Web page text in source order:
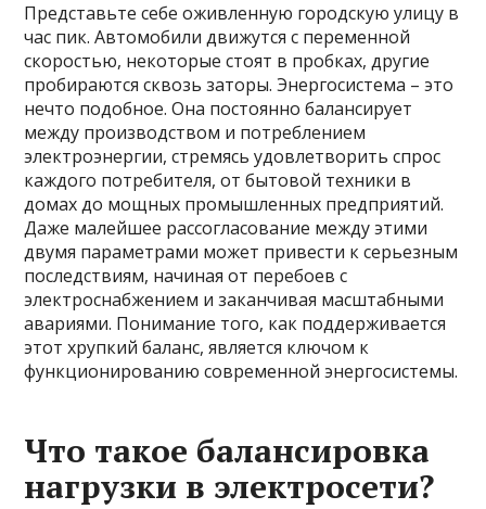
Представьте себе оживленную городскую улицу в
час пик. Автомобили движутся с переменной
скоростью, некоторые стоят в пробках, другие
пробираются сквозь заторы. Энергосистема – это
нечто подобное. Она постоянно балансирует
между производством и потреблением
электроэнергии, стремясь удовлетворить спрос
каждого потребителя, от бытовой техники в
домах до мощных промышленных предприятий.
Даже малейшее рассогласование между этими
двумя параметрами может привести к серьезным
последствиям, начиная от перебоев с
электроснабжением и заканчивая масштабными
авариями. Понимание того, как поддерживается
этот хрупкий баланс, является ключом к
функционированию современной энергосистемы.
Что такое балансировка
нагрузки в электросети?